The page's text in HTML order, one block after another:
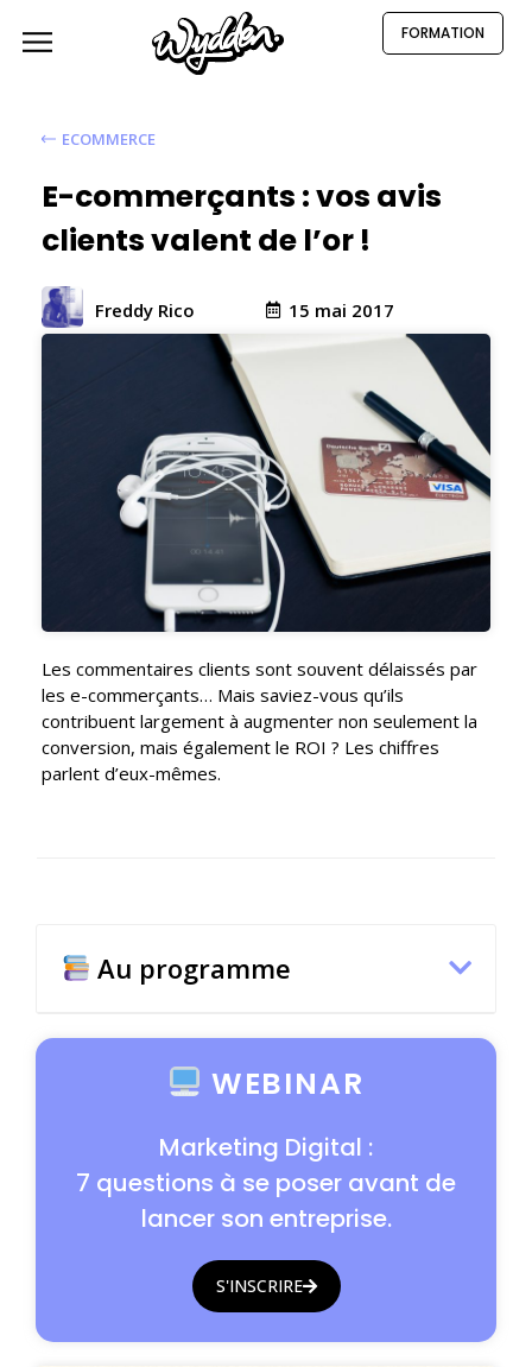
FORMATION
ECOMMERCE
E-commerçants : vos avis
clients valent de l’or !
Freddy Rico 15 mai 2017
Les commentaires clients sont souvent délaissés par
les e-commerçants… Mais saviez-vous qu’ils
contribuent largement à augmenter non seulement la
conversion, mais également le ROI ? Les chiffres
parlent d’eux-mêmes.
Au programme
WEBINAR
Marketing Digital :
7 questions à se poser avant de
lancer son entreprise.
S'INSCRIRE